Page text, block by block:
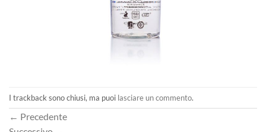
I trackback sono chiusi, ma puoi lasciare un commento.
← Precedente